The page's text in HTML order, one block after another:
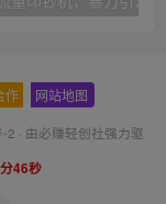
作 网站地图
2 · 由必赚轻创社强力驱
47秒